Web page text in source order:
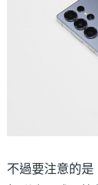
不過要注意的